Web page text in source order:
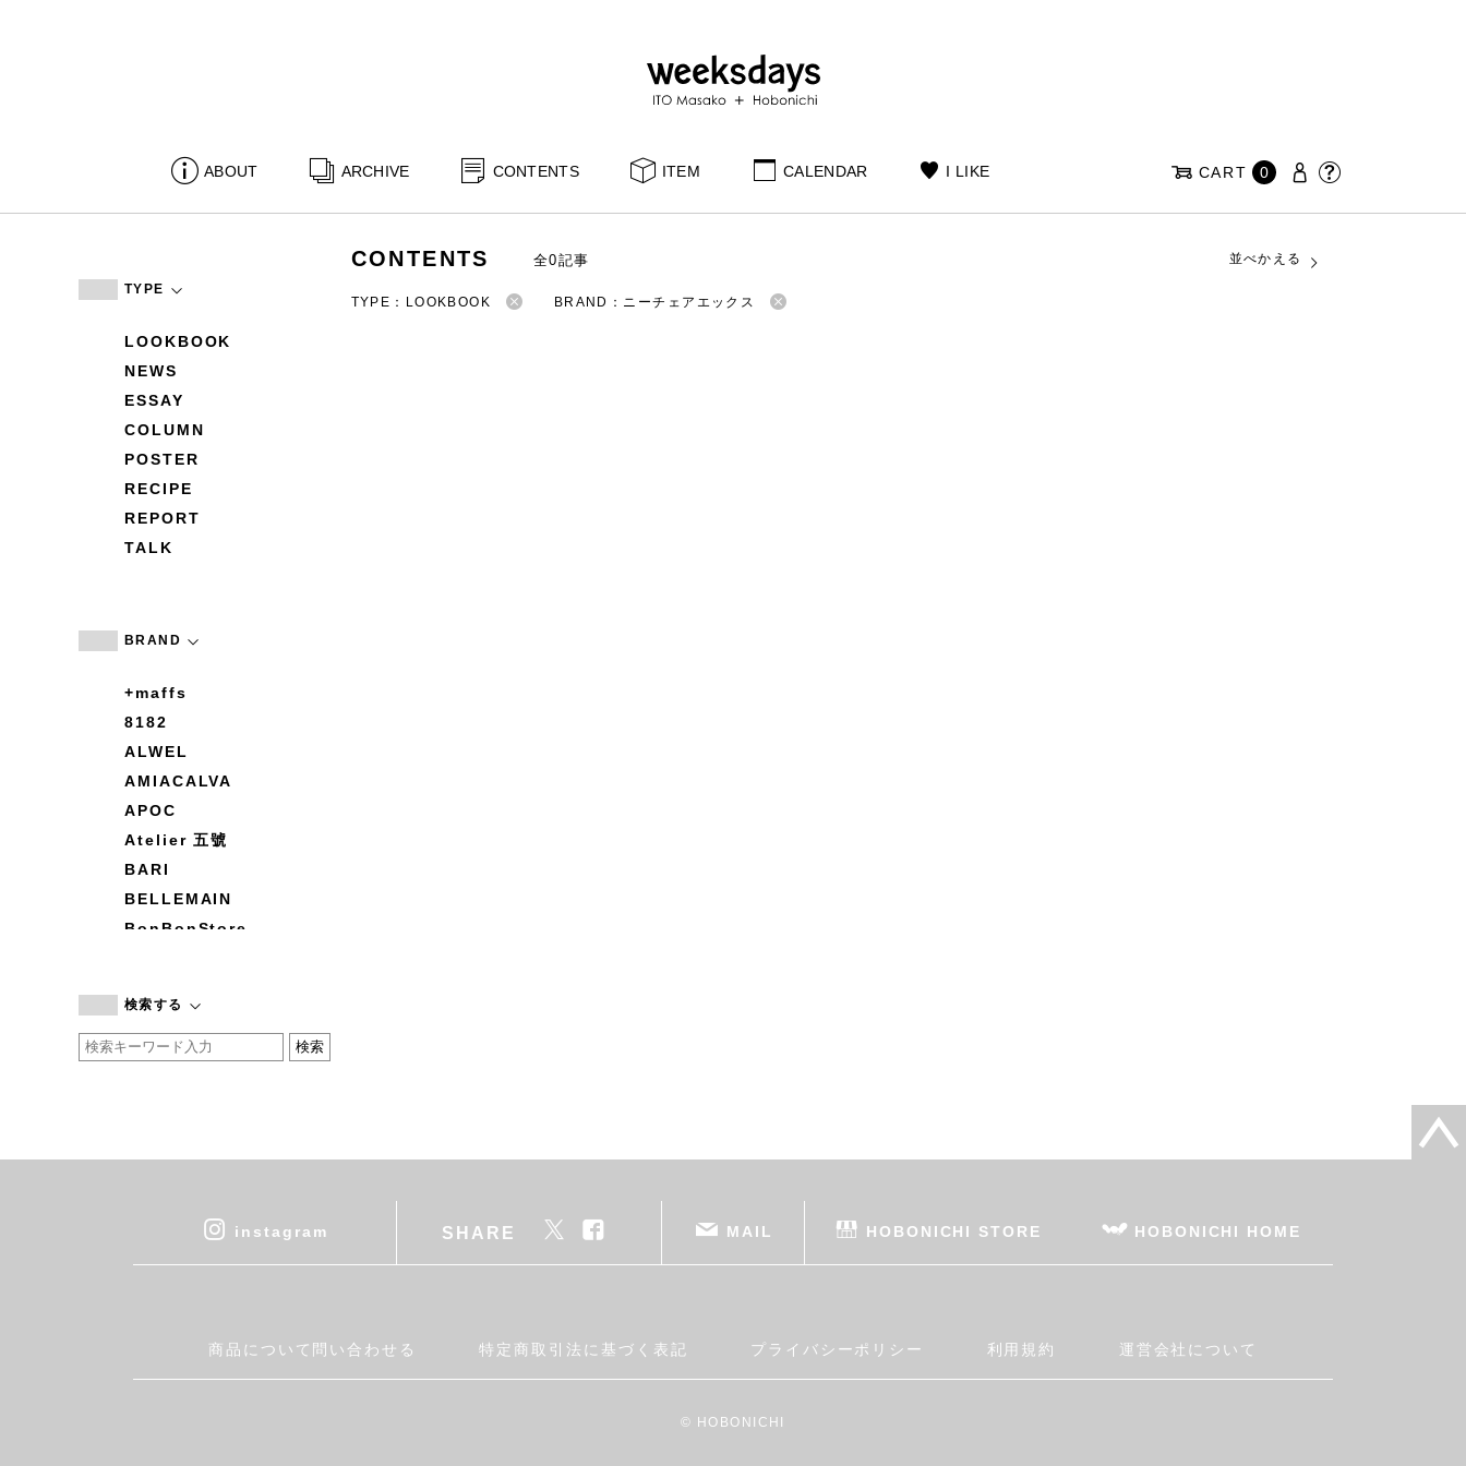
ABOUT ARCHIVE CONTENTS ITEM CALENDAR I LIKE CART 0
TYPE
LOOKBOOK
NEWS
ESSAY
COLUMN
POSTER
RECIPE
REPORT
TALK
BRAND
+maffs
8182
ALWEL
AMIACALVA
APOC
Atelier 五號
BARI
BELLEMAIN
BonBonStore
by basics
CATWORTH
cohan
DEAN & DELUCA
Fatima Morocco
検索する
CONTENTS 全0記事 並べかえる
TYPE：LOOKBOOK BRAND：ニーチェアエックス
instagram SHARE MAIL HOBONICHI STORE HOBONICHI HOME
商品について問い合わせる 特定商取引法に基づく表記 プライバシーポリシー 利用規約 運営会社について
© HOBONICHI